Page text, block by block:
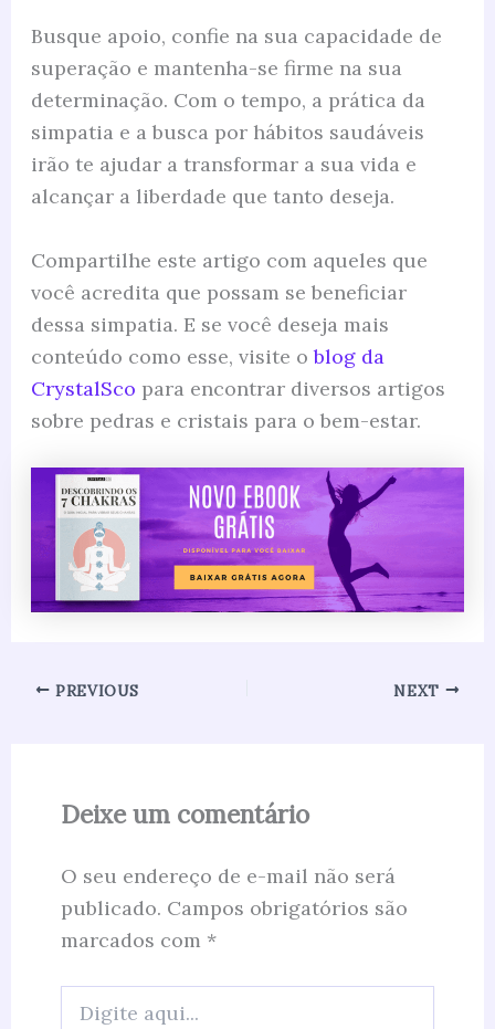
Busque apoio, confie na sua capacidade de
superação e mantenha-se firme na sua
determinação. Com o tempo, a prática da
simpatia e a busca por hábitos saudáveis
irão te ajudar a transformar a sua vida e
alcançar a liberdade que tanto deseja.
Compartilhe este artigo com aqueles que
você acredita que possam se beneficiar
dessa simpatia. E se você deseja mais
conteúdo como esse, visite oblog da
CrystalSco para encontrar diversos artigos
sobre pedras e cristais para o bem-estar.
PREVIOUS NEXT
Deixe um comentário
O seu endereço de e-mail não será
publicado. Campos obrigatórios são
marcados com *
aqui...